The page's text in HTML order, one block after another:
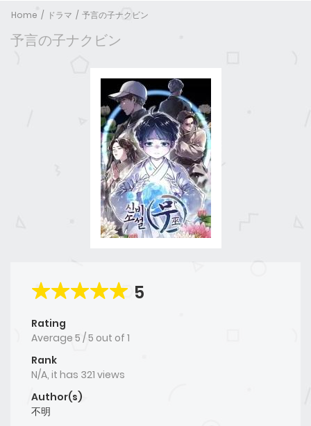
Home ドラマ 予言の子ナクビン
予言の子ナクビン
5
Rating
Average 5 /5 out of 1
Rank
N/A, it has 321 views
Author(s)
不明